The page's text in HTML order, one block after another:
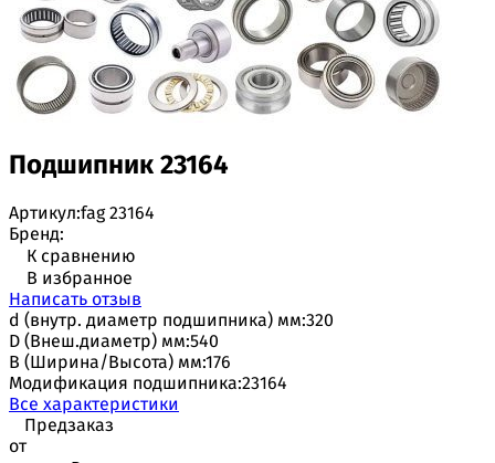
Подшипник 23164
Артикул:fag 23164
Бренд:
К сравнению
В избранное
Написать отзыв
d (внутр. диаметр подшипника) мм:320
D (Внеш.диаметр) мм:540
B (Ширина/Высота) мм:176
Модификация подшипника:23164
Все характеристики
Предзаказ
от